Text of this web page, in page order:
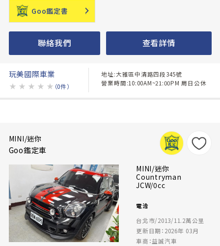
Goo鑑定書
聯絡我們 查看詳情
玩美國際車業
★ ★ ★ ★ ★ （0件）
地址:大雅區中清路四段345號
營業時間:10:00AM~21:00PM 周日公休
MINI/迷你
Goo鑑定車
MINI/迷你
Countryman
JCW/0cc
電洽
台北市/2013/11.2萬公里
更新日期：2026年 03月
車商：益誠汽車